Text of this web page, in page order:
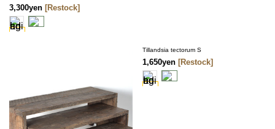
3,300yen [Restock]
Tillandsia tectorum S
1,650yen [Restock]